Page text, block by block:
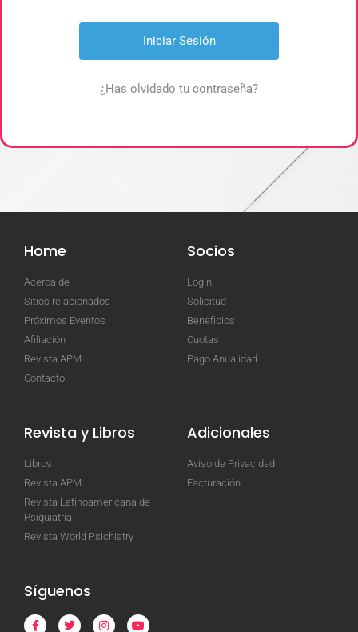
¿Has olvidado tu contraseña?
Home
Acerca de
Sitios relacionados
Próximos Eventos
Afiliación
Revista APM
Contacto
Socios
Login
Solicitud
Beneficios
Cuotas
Pago Anualidad
Revista y Libros
Libros
Revista APM
Revista Latinoamericana de
Psiquiatría
Revista World Psichiatry
Adicionales
Aviso de Privacidad
Facturación
Síguenos